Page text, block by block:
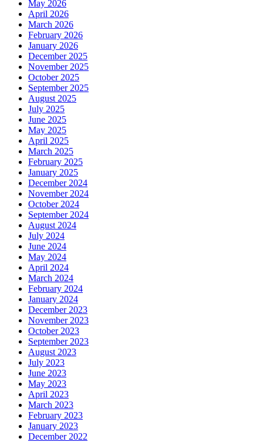
May 2026
April 2026
March 2026
February 2026
January 2026
December 2025
November 2025
October 2025
September 2025
August 2025
July 2025
June 2025
May 2025
April 2025
March 2025
February 2025
January 2025
December 2024
November 2024
October 2024
September 2024
August 2024
July 2024
June 2024
May 2024
April 2024
March 2024
February 2024
January 2024
December 2023
November 2023
October 2023
September 2023
August 2023
July 2023
June 2023
May 2023
April 2023
March 2023
February 2023
January 2023
December 2022